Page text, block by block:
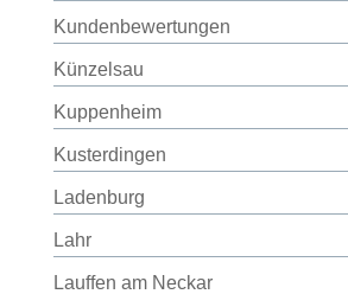
Kundenbewertungen
Künzelsau
Kuppenheim
Kusterdingen
Ladenburg
Lahr
Lauffen am Neckar